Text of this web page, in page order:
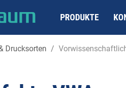
PRODUKTE
Drucksorten